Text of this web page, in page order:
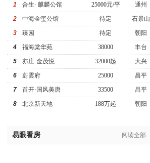
1
合生· 麒麟公馆 25000元/平
通州
2
中海金玺公馆 待定
石景山
3
臻园 待定
朝阳
4
福海棠华苑 38000
丰台
5
亦庄·金茂悦 32000起
大兴
6
蔚雲府 25000
昌平
7
首开·国风美唐 33500
昌平
8
北京新天地 188万起 朝阳
易眼看房 阅读全部